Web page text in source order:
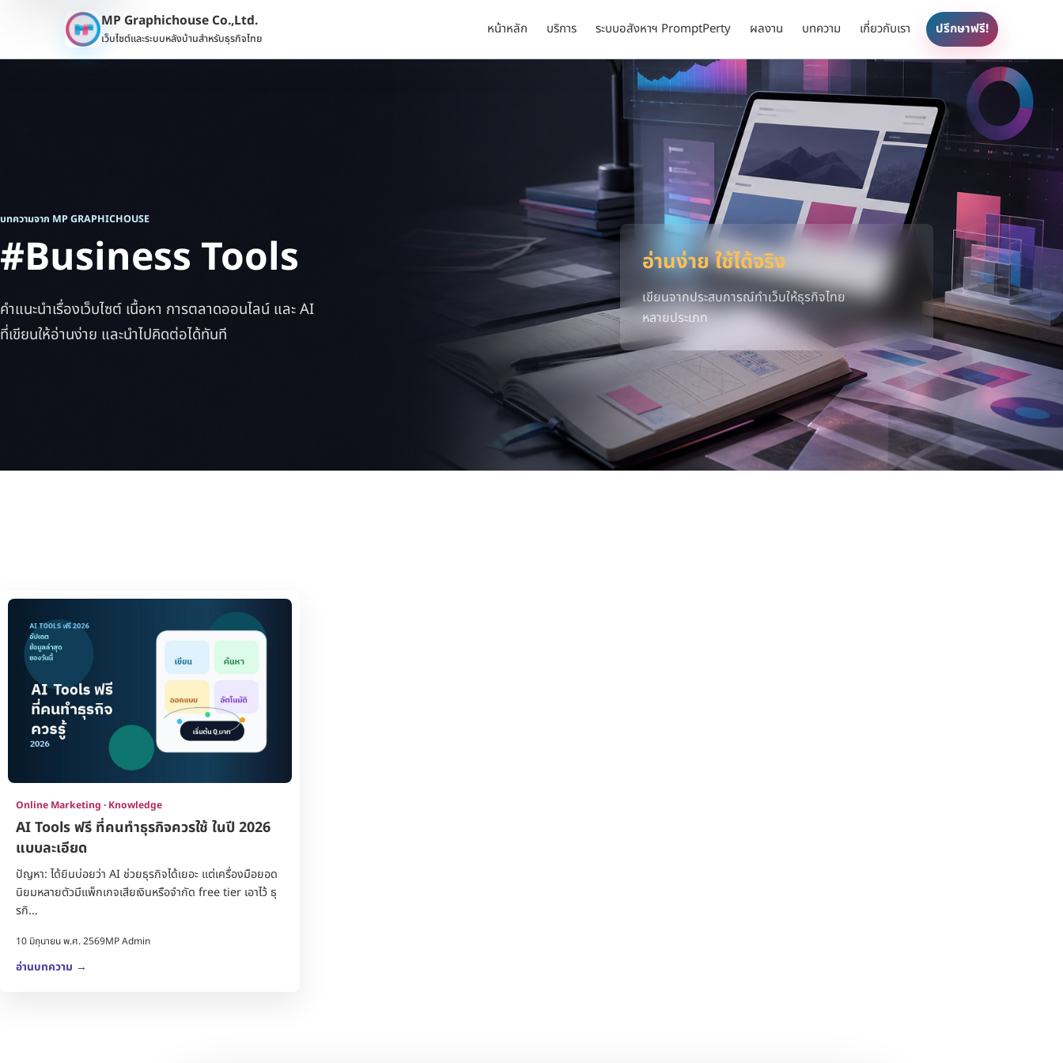
MP Graphichouse Co.,Ltd.
เว็บไซต์และระบบหลังบ้านสำหรับธุรกิจไทย
หน้าหลัก บริการ ระบบอสังหาฯ PromptPerty ผลงาน บทความ เกี่ยวกับเรา ปรึกษาฟรี!
บทความจาก MP GRAPHICHOUSE
#Business Tools
คำแนะนำเรื่องเว็บไซต์ เนื้อหา การตลาดออนไลน์ และ AI
ที่เขียนให้อ่านง่าย และนำไปคิดต่อได้ทันที
อ่านง่าย ใช้ได้จริง
เขียนจากประสบการณ์ทำเว็บให้ธุรกิจไทย
หลายประเภท
Online Marketing · Knowledge
AI Tools ฟรี ที่คนทำธุรกิจควรใช้ ในปี 2026
แบบละเอียด
ปัญหา: ได้ยินบ่อยว่า AI ช่วยธุรกิจได้เยอะ แต่เครื่องมือยอด
นิยมหลายตัวมีแพ็กเกจเสียเงินหรือจำกัด free tier เอาไว้ ธุ
รกิ...
10 มิถุนายน พ.ศ. 2569MP Admin
อ่านบทความ →